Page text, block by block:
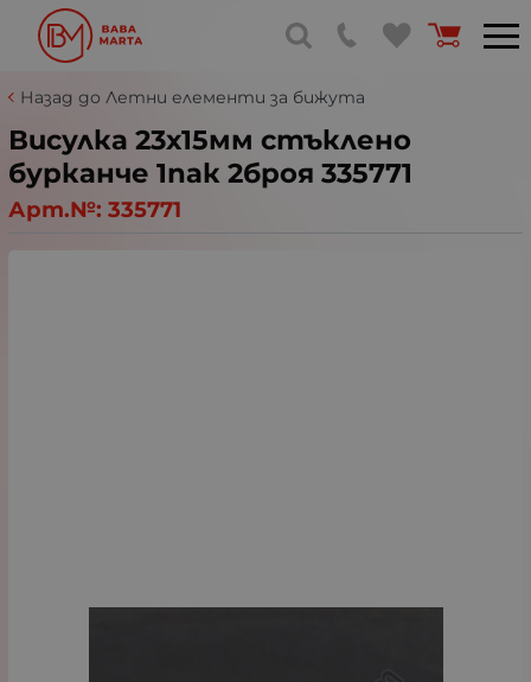
Назад до Летни елементи за бижута
Висулка 23х15мм стъклено
бурканче 1пак 2броя 335771
Арт.№: 335771